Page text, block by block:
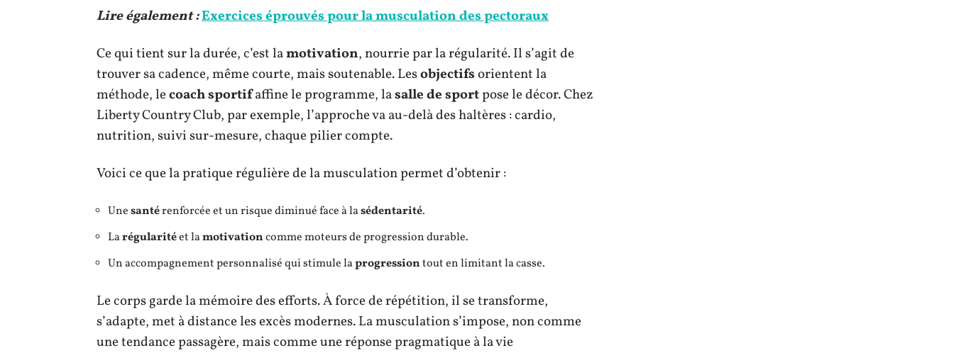
Lire également :Exercices éprouvés pour la musculation des pectoraux
Ce qui tient sur la durée, c’est lamotivation, nourrie par la régularité. Il s’agit de
trouver sa cadence, même courte, mais soutenable. Lesobjectifsorientent la
méthode, lecoach sportifaffine le programme, lasalle de sportpose le décor. Chez
Liberty Country Club, par exemple, l’approche va au-delà des haltères : cardio,
nutrition, suivi sur-mesure, chaque pilier compte.
Voici ce que la pratique régulière de la musculation permet d’obtenir :
Unesantérenforcée et un risque diminué face à lasédentarité.
Larégularitéet lamotivationcomme moteurs de progression durable.
Un accompagnement personnalisé qui stimule laprogressiontout en limitant la casse.
Le corps garde la mémoire des efforts. À force de répétition, il se transforme,
s’adapte, met à distance les excès modernes. La musculation s’impose, non comme
une tendance passagère, mais comme une réponse pragmatique à la vie